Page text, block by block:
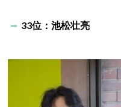
33位：池松壮亮